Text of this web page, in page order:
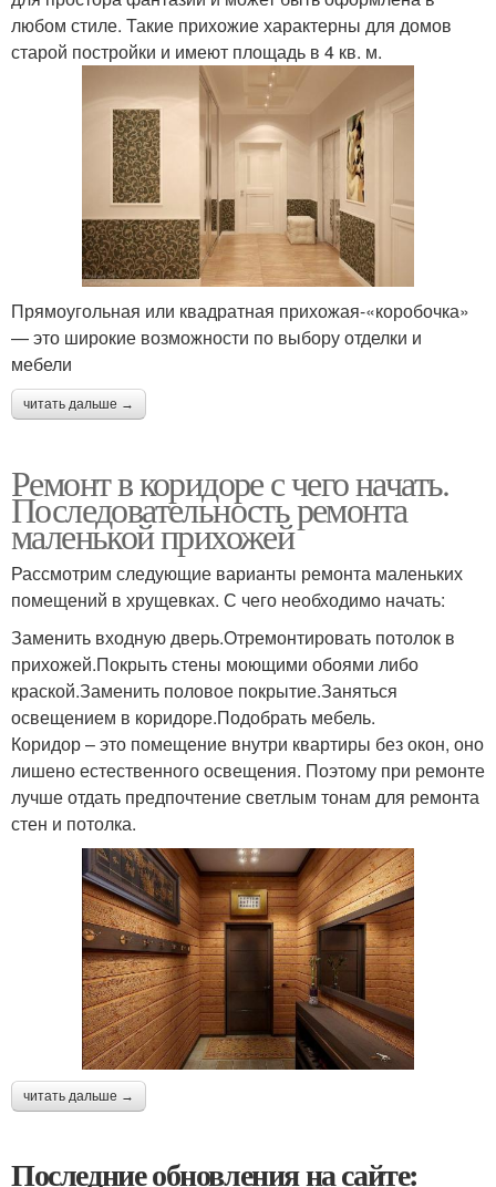
любом стиле. Такие прихожие характерны для домов
старой постройки и имеют площадь в 4 кв. м.
Прямоугольная или квадратная прихожая-«коробочка»
— это широкие возможности по выбору отделки и
мебели
читать дальше →
Ремонт в коридоре с чего начать.
Последовательность ремонта
маленькой прихожей
Рассмотрим следующие варианты ремонта маленьких
помещений в хрущевках. С чего необходимо начать:
Заменить входную дверь.Отремонтировать потолок в
прихожей.Покрыть стены моющими обоями либо
краской.Заменить половое покрытие.Заняться
освещением в коридоре.Подобрать мебель.
Коридор – это помещение внутри квартиры без окон, оно
лишено естественного освещения. Поэтому при ремонте
лучше отдать предпочтение светлым тонам для ремонта
стен и потолка.
читать дальше →
Последние обновления на сайте: